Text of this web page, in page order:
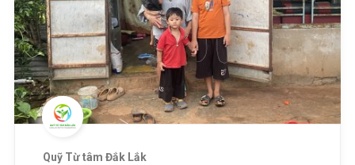
Quỹ Từ tâm Đắk Lắk